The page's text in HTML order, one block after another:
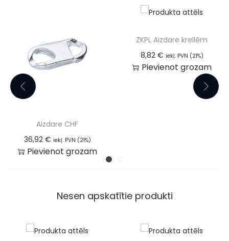
Aizdare CHF
36,92 € iekļ. PVN (21%)
Pievienot grozam
ZKPL Aizdare krellēm
8,82 € iekļ. PVN (21%)
Pievienot grozam
Nesen apskatītie produkti